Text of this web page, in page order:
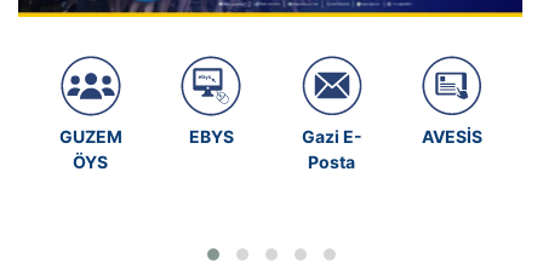
GUZEM
ÖYS
EBYS
Gazi E-
Posta
AVESİS